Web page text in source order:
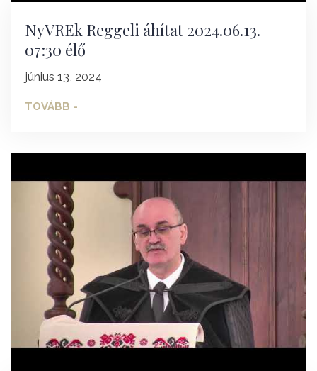
NyVREk Reggeli áhítat 2024.06.13.
07:30 élő
június 13, 2024
TOVÁBB -